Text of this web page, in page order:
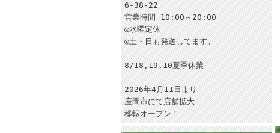
6-38-22
営業時間 10:00～20:00
◎水曜定休
◎土・日も発送してます。
8/18,19,10夏季休業
2026年4月11日より
座間市にて店舗拡大
移転オープン！